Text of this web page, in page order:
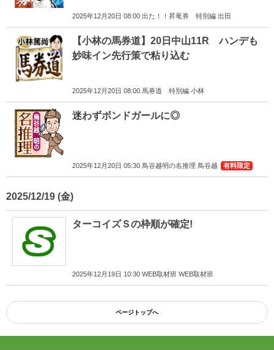
2025年12月20日 08:00 出た！！昇竜券 特別編 出田
【小林の馬券道】20日中山11R ハンデも
妙味イン先行策で粘り込む
2025年12月20日 08:00 馬券道 特別編 小林
迷わずボンドガールに◎
2025年12月20日 05:30 鳥谷越明の名推理 鳥谷越 有料限定
2025/12/19
ターコイズＳの枠順が確定!
2025年12月19日 10:30 WEB取材班 WEB取材班
ページトップへ